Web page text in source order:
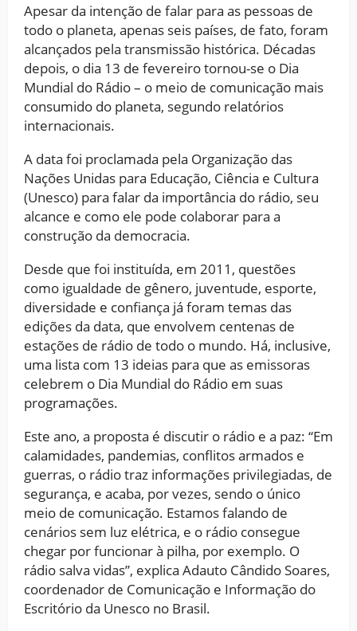
Apesar da intenção de falar para as pessoas de
todo o planeta, apenas seis países, de fato, foram
alcançados pela transmissão histórica. Décadas
depois, o dia 13 de fevereiro tornou-se o Dia
Mundial do Rádio – o meio de comunicação mais
consumido do planeta, segundo relatórios
internacionais.
A data foi proclamada pela Organização das
Nações Unidas para Educação, Ciência e Cultura
(Unesco) para falar da importância do rádio, seu
alcance e como ele pode colaborar para a
construção da democracia.
Desde que foi instituída, em 2011, questões
como igualdade de gênero, juventude, esporte,
diversidade e confiança já foram temas das
edições da data, que envolvem centenas de
estações de rádio de todo o mundo. Há, inclusive,
uma lista com 13 ideias para que as emissoras
celebrem o Dia Mundial do Rádio em suas
programações.
Este ano, a proposta é discutir o rádio e a paz: “Em
calamidades, pandemias, conflitos armados e
guerras, o rádio traz informações privilegiadas, de
segurança, e acaba, por vezes, sendo o único
meio de comunicação. Estamos falando de
cenários sem luz elétrica, e o rádio consegue
chegar por funcionar à pilha, por exemplo. O
rádio salva vidas”, explica Adauto Cândido Soares,
coordenador de Comunicação e Informação do
Escritório da Unesco no Brasil.